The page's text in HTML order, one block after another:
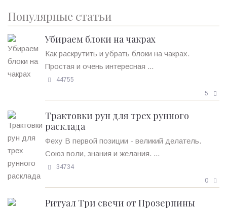
Популярные статьи
Убираем блоки на чакрах
Как раскрутить и убрать блоки на чакрах.
Простая и очень интересная ...
44755
5
Трактовки рун для трех рунного
расклада
Феху В первой позиции - великий делатель.
Союз воли, знания и желания. ...
34734
0
Ритуал Три свечи от Прозерпины